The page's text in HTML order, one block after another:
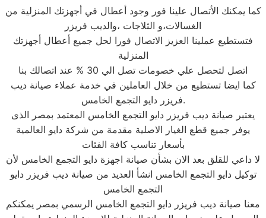
كما يمكنك الأتصال علينا فور وجود أعطال في أجهزتك المنزلية من
الغسالات،و الثلاجات ،والديب فريزر
فتستطيع عملينا العزيز الاتصال فورا لحل جميع أعطال أجهزتك
المنزلية
اتصل لتحصل علي خصومات تصل الي 30 % عند اتصالك بنا
كما ايضا تستطيع من خلال العاملين في خدمة عملاء صيانة ديب
فريزر دايو التجمع الخامس.
يعتبر صيانة ديب فريزر دايو التجمع الخامس المعتمد بمصر الذى
يوفر جميع قطع الغيار الاصلية مقدمة من شركة دايو العالمية
بأسعار تناسب كافة الفئات
لا داعي للقلق بعد الان بشأن صيانة اجهزة دايو التجمع الخامس لأن
توكيل دايو التجمع الخامس انشأ العديد من صيانة ديب فريزر دايو
التجمع الخامس
معنا صيانة ديب فريزر دايو التجمع الخامس الرسمي بمصر يمكنكم